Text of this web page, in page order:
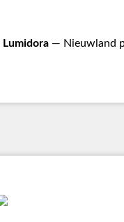
Lumidora — Nieuwland